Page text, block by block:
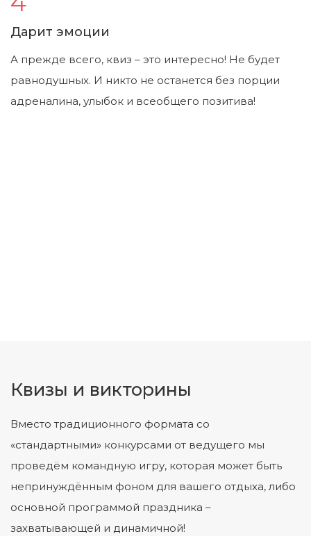
Дарит эмоции
А прежде всего, квиз – это интересно! Не будет
равнодушных. И никто не останется без порции
адреналина, улыбок и всеобщего позитива!
Квизы и викторины
Вместо традиционного формата со
«стандартными» конкурсами от ведущего мы
проведём командную игру, которая может быть
непринуждённым фоном для вашего отдыха, либо
основной программой праздника –
захватывающей и динамичной!